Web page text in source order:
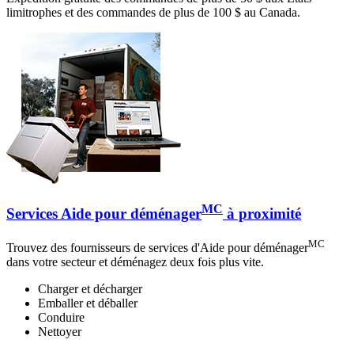
limitrophes et des commandes de plus de 100 $ au Canada.
Services Aide pour déménagerMC à proximité
Trouvez des fournisseurs de services d'Aide pour déménagerMC
dans votre secteur et déménagez deux fois plus vite.
Charger et décharger
Emballer et déballer
Conduire
Nettoyer